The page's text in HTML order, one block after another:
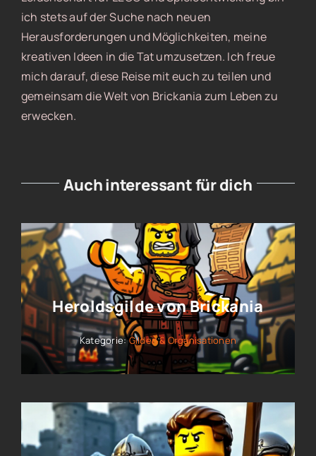
ich stets auf der Suche nach neuen
Herausforderungen und Möglichkeiten, meine
kreativen Ideen in die Tat umzusetzen. Ich freue
mich darauf, diese Reise mit euch zu teilen und
gemeinsam die Welt von Brickania zum Leben zu
erwecken.
Auch interessant für dich
Heroldsgilde von Brickania
Kategorie:Gilden & Organisationen